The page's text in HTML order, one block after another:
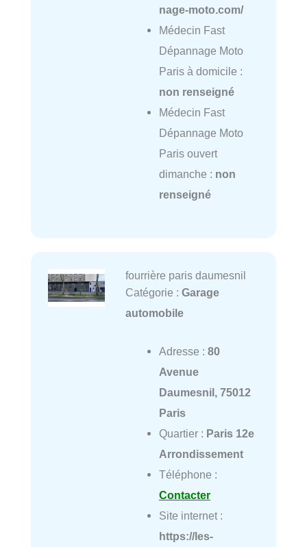
nage-moto.com/
Médecin Fast
Dépannage Moto
Paris à domicile :
non renseigné
Médecin Fast
Dépannage Moto
Paris ouvert
dimanche : non
renseigné
fourrière paris daumesnil
Catégorie : Garage
automobile
Adresse : 80
Avenue
Daumesnil, 75012
Paris
Quartier : Paris 12e
Arrondissement
Téléphone :
Contacter
Site internet :
https://les-